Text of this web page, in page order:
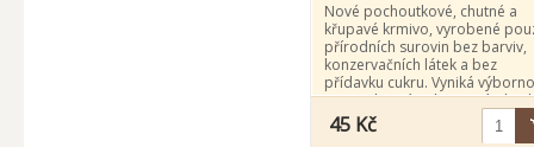
Nové pochoutkové, chutné a
křupavé krmivo, vyrobené
přírodních surovin bez barviv,
konzervačních látek a bez
přídavku cukru. Vyniká
stravitelností a chutností.
pro všechny druhy hlodavců a
králíky.
45 Kč